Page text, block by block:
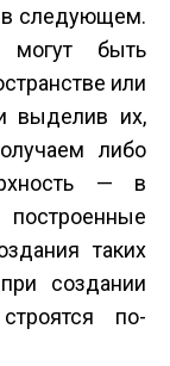
в следующем.
быть
или
выделив их,
либо
— в
таких
создании
по-